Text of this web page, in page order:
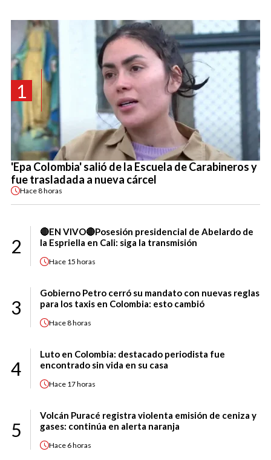
1
'Epa Colombia' salió de la Escuela de Carabineros y
fue trasladada a nueva cárcel
Hace8 horas
2
🔴EN VIVO🔴Posesión presidencial de Abelardo de
la Espriella en Cali: siga la transmisión
Hace 15 horas
3
Gobierno Petro cerró su mandato con nuevas reglas
para los taxis en Colombia: esto cambió
Hace8 horas
4
Luto en Colombia: destacado periodista fue
encontrado sin vida en su casa
Hace 17 horas
5
Volcán Puracé registra violenta emisión de ceniza y
gases: continúa en alerta naranja
Hace 6 horas